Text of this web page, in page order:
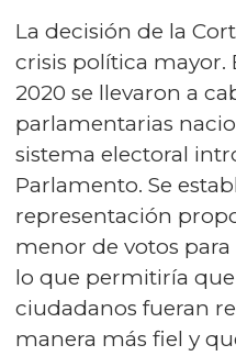
La decisión de la
crisis política mayor.
2020 se llevaron a
parlamentarias
sistema electoral
Parlamento. Se
representación
menor de votos
lo que permitiría que
ciudadanos fueran
manera más fiel y